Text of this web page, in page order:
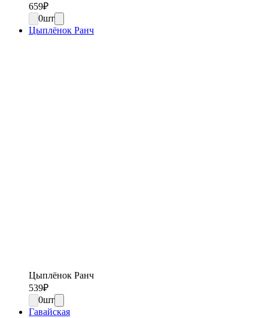
659₽
0шт
Цыплёнок Ранч
Цыплёнок Ранч
539₽
0шт
Гавайская